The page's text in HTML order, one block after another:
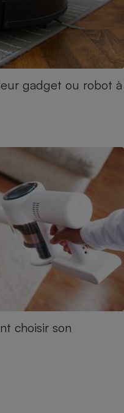
gadget ou robot à
choisir son